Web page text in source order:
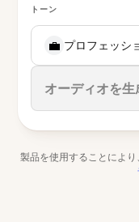
トーン
💼 プロフェッシ
オーディオを生
停止
製品を使用することによ